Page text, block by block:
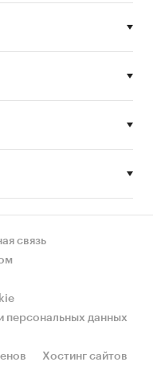
детского
емкости
на рынок
и перспектив
детского
рынка до
связь
персональных данных
Хостинг сайтов